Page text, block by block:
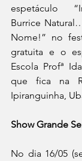
espetáculo
Burrice
Nome!” no
gratuita e o
Escola Profª
que fica na
Ipiranguinha,
Show Grande
No dia 16/05